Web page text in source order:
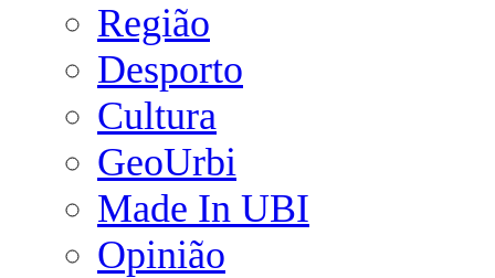
Região
Desporto
Cultura
GeoUrbi
Made In UBI
Opinião